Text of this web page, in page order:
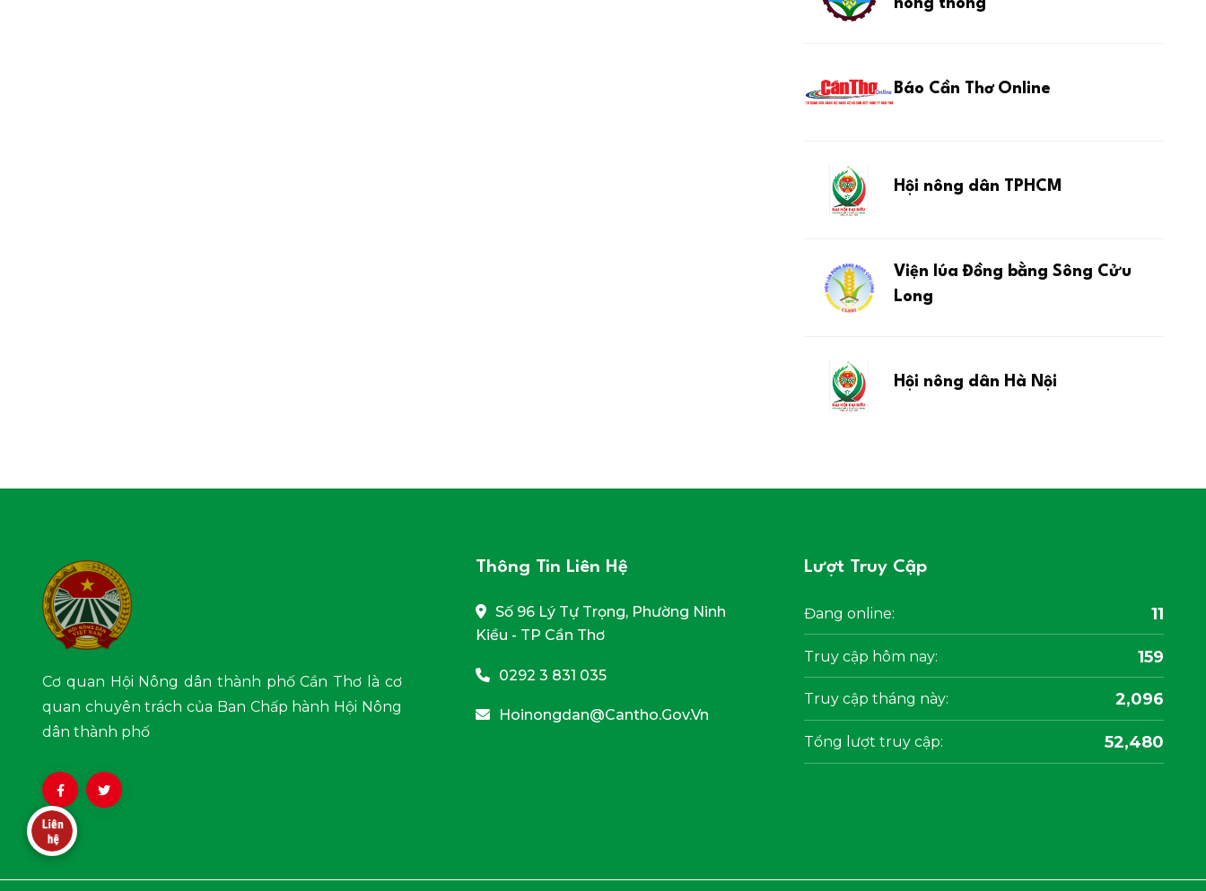
nông thông
Báo Cần Thơ Online
Hội nông dân TPHCM
Viện lúa Đồng bằng Sông Cửu
Long
Hội nông dân Hà Nội
Cơ quan Hội Nông dân thành phố Cần Thơ là cơ
quan chuyên trách của Ban Chấp hành Hội Nông
dân thành phố
Thông Tin Liên Hệ
Số 96 Lý Tự Trọng, Phường Ninh
Kiều - TP Cần Thơ
0292 3 831 035
Hoinongdan@cantho.gov.vn
Lượt Truy Cập
Đang online: 11
Truy cập hôm nay: 159
Truy cập tháng này: 2,096
Tổng lượt truy cập: 52,480